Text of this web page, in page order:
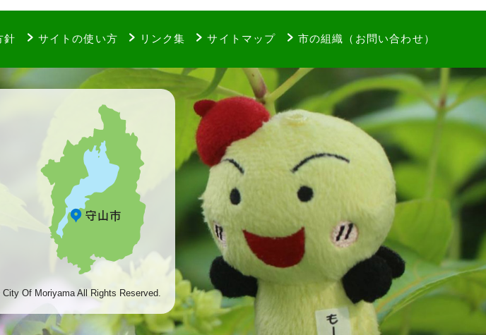
針 サイトの使い方 リンク集 サイトマップ 市の組織（お問い合わせ）
Of Moriyama All Rights Reserved.